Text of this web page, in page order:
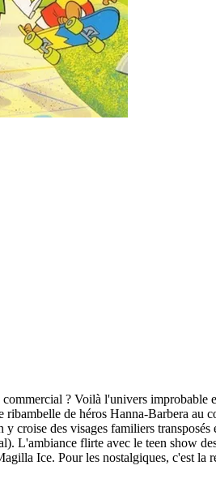
? Voilà l'univers
de héros Hanna‑Barbera
y croise des visages familiers
L'ambiance flirte avec le teen show
Ice. Pour les nostalgiques, c'est